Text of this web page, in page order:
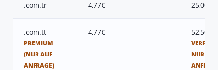
.com.tr 4,77€ 25,00€
.com.tt
PREMIUM
(NUR AUF
ANFRAGE)
4,77€ 52,50€
NUR AUF